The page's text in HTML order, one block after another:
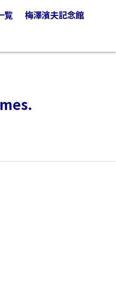
覧
梅澤濱夫記念館